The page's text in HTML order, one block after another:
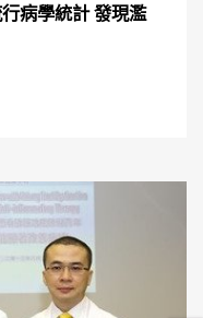
病學統計 發現濫